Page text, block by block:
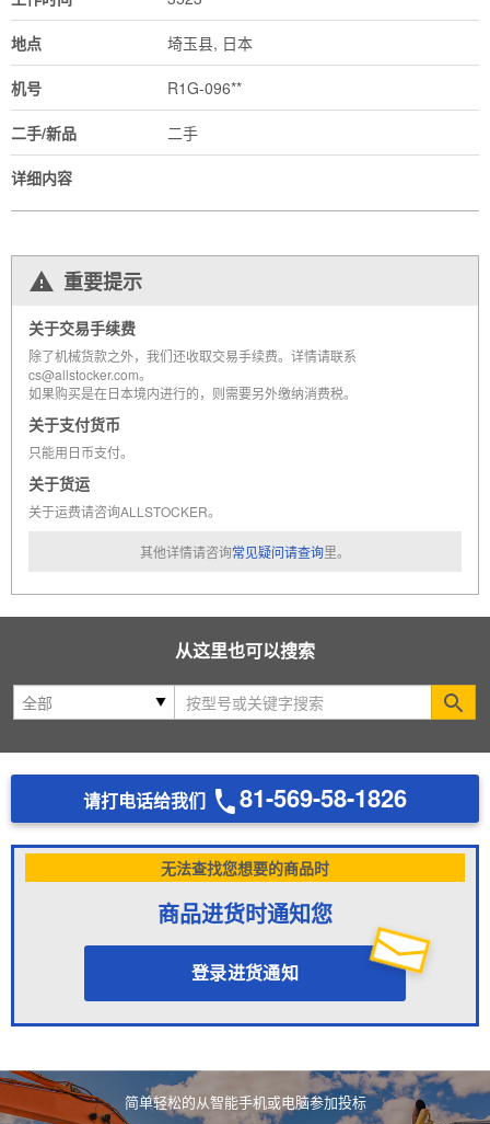
地点 埼玉县, 日本
机号 R1G-096**
二手/新品 二手
详细内容
重要提示
关于交易手续费
除了机械货款之外，我们还收取交易手续费。详情请联系
cs@allstocker.com。
如果购买是在日本境内进行的，则需要另外缴纳消费税。
关于支付货币
只能用日币支付。
关于货运
关于运费请咨询ALLSTOCKER。
其他详情请咨询常见疑问请查询里。
从这里也可以搜索
请打电话给我们 81-569-58-1826
无法查找您想要的商品时
商品进货时通知您
登录进货通知
简单轻松的从智能手机或电脑参加投标